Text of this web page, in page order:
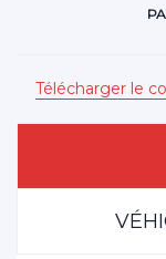
Télécharger le